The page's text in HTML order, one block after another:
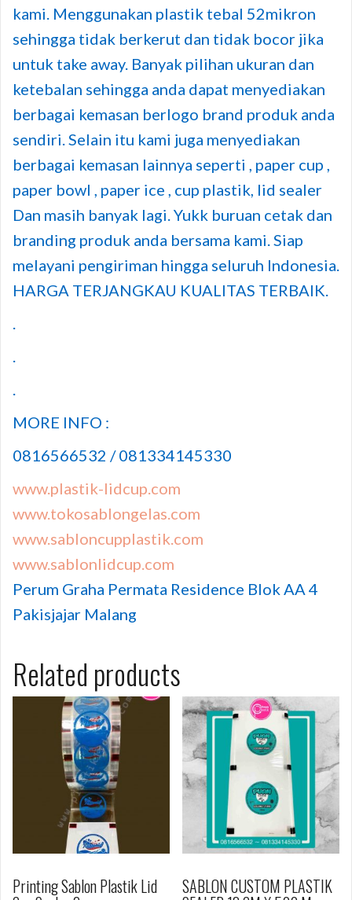
kami. Menggunakan plastik tebal 52mikron
sehingga tidak berkerut dan tidak bocor jika
untuk take away. Banyak pilihan ukuran dan
ketebalan sehingga anda dapat menyediakan
berbagai kemasan berlogo brand produk anda
sendiri. Selain itu kami juga menyediakan
berbagai kemasan lainnya seperti , paper cup ,
paper bowl , paper ice , cup plastik, lid sealer
Dan masih banyak lagi. Yukk buruan cetak dan
branding produk anda bersama kami. Siap
melayani pengiriman hingga seluruh Indonesia.
HARGA TERJANGKAU KUALITAS TERBAIK.
.
.
.
MORE INFO :
0816566532 / 081334145330
www.plastik-lidcup.com
www.tokosablongelas.com
www.sabloncupplastik.com
www.sablonlidcup.com
Perum Graha Permata Residence Blok AA 4
Pakisjajar Malang
Related products
Printing Sablon Plastik Lid SABLON CUSTOM PLASTIK